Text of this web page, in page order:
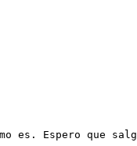
es. Espero que